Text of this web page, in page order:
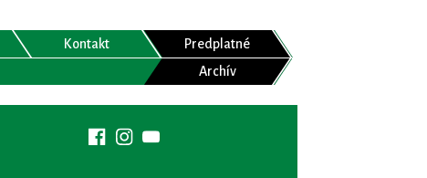
Kontakt
Predplatné
Archív